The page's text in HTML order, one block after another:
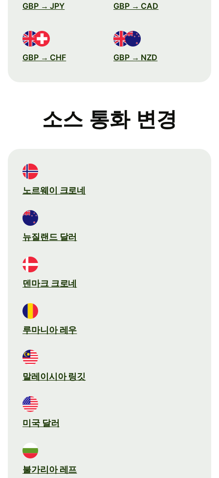
GBP → JPY GBP → CAD
GBP → CHF GBP → NZD
소스 통화 변경
노르웨이 크로네
뉴질랜드 달러
덴마크 크로네
루마니아 레우
말레이시아 링깃
미국 달러
불가리아 레프